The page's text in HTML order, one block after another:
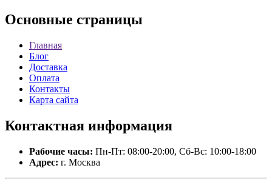
Основные страницы
Главная
Блог
Доставка
Оплата
Контакты
Карта сайта
Контактная информация
Рабочие часы: Пн-Пт: 08:00-20:00, Сб-Вс: 10:00-18:00
Адрес: г. Москва